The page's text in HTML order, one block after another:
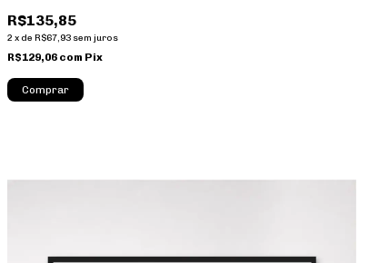
R$135,85
2 x de R$67,93 sem juros
R$129,06 com Pix
Comprar